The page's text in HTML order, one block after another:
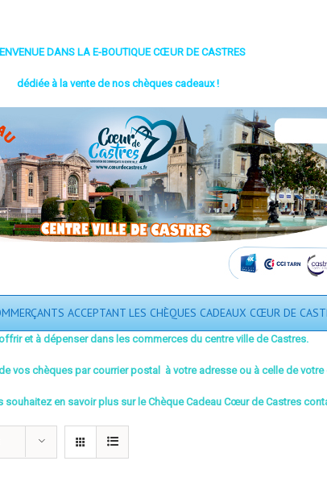
DANS LA E-BOUTIQUE CŒUR DE CASTRES
dédiée à la vente de nos chèques cadeaux !
ACCEPTANT LES CHÈQUES CADEAUX CŒUR DE
et à dépenser dans les commerces du centre ville de Castres.
vos chèques par courrier postal à votre adresse ou à celle de votre
en savoir plus sur le Chèque Cadeau Cœur de Castres